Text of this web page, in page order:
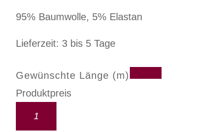
95% Baumwolle, 5% Elastan
Lieferzeit: 3 bis 5 Tage
Gewünschte Länge (m)
Produktpreis